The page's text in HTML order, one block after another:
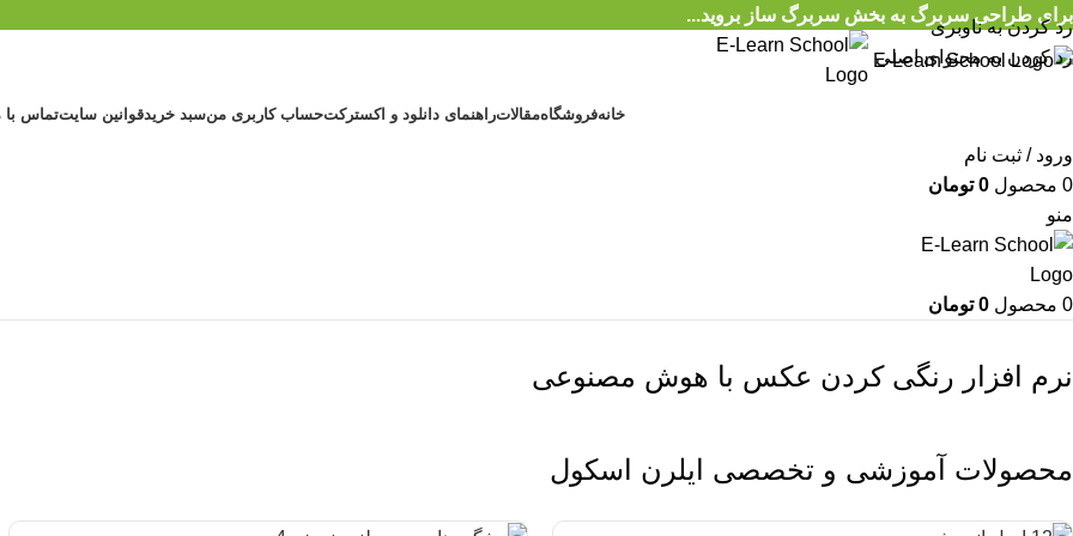
رد کردن به ناوبری
رد کردن به محتوای اصلی
برای طراحی سربرگ به بخش سربرگ ساز بروید...
خانهفروشگاهمقالاتراهنمای دانلود و اکسترکتحساب کاربری منسبد خریدقوانین سایتتماس با
ورود / ثبت نام
0 محصول 0 تومان
منو
0 محصول 0 تومان
نرم افزار رنگی کردن عکس با هوش مصنوعی
محصولات آموزشی و تخصصی ایلرن اسکول